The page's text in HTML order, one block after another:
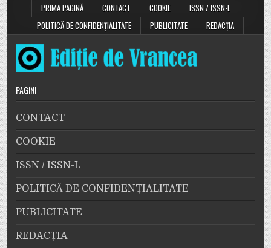
PRIMA PAGINĂ
CONTACT COOKIE
ISSN / ISSN-L
POLITICĂ DE CONFIDENȚIALITATE
PUBLICITATE REDACȚIA
PAGINI
CONTACT
COOKIE
ISSN / ISSN-L
POLITICĂ DE CONFIDENȚIALITATE
PUBLICITATE
REDACȚIA